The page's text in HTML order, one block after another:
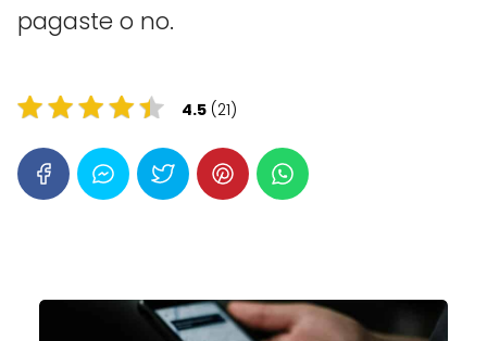
pagaste o no.
4.5 (21)